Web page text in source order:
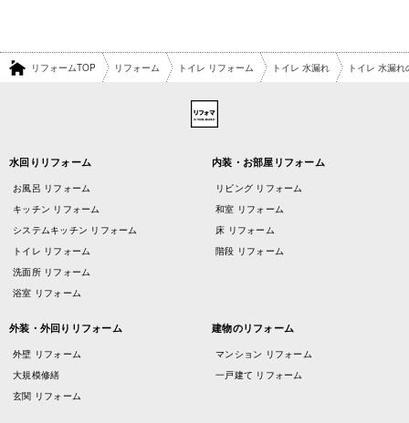
リフォームTOP リフォーム トイレ リフォーム トイレ 水漏れ トイレ 水漏
水回りリフォーム
お風呂 リフォーム
キッチン リフォーム
システムキッチン リフォーム
トイレ リフォーム
洗面所 リフォーム
浴室 リフォーム
内装・お部屋リフォーム
リビング リフォーム
和室 リフォーム
床 リフォーム
階段 リフォーム
外装・外回りリフォーム
外壁 リフォーム
大規模修繕
玄関 リフォーム
建物のリフォーム
マンション リフォーム
一戸建て リフォーム